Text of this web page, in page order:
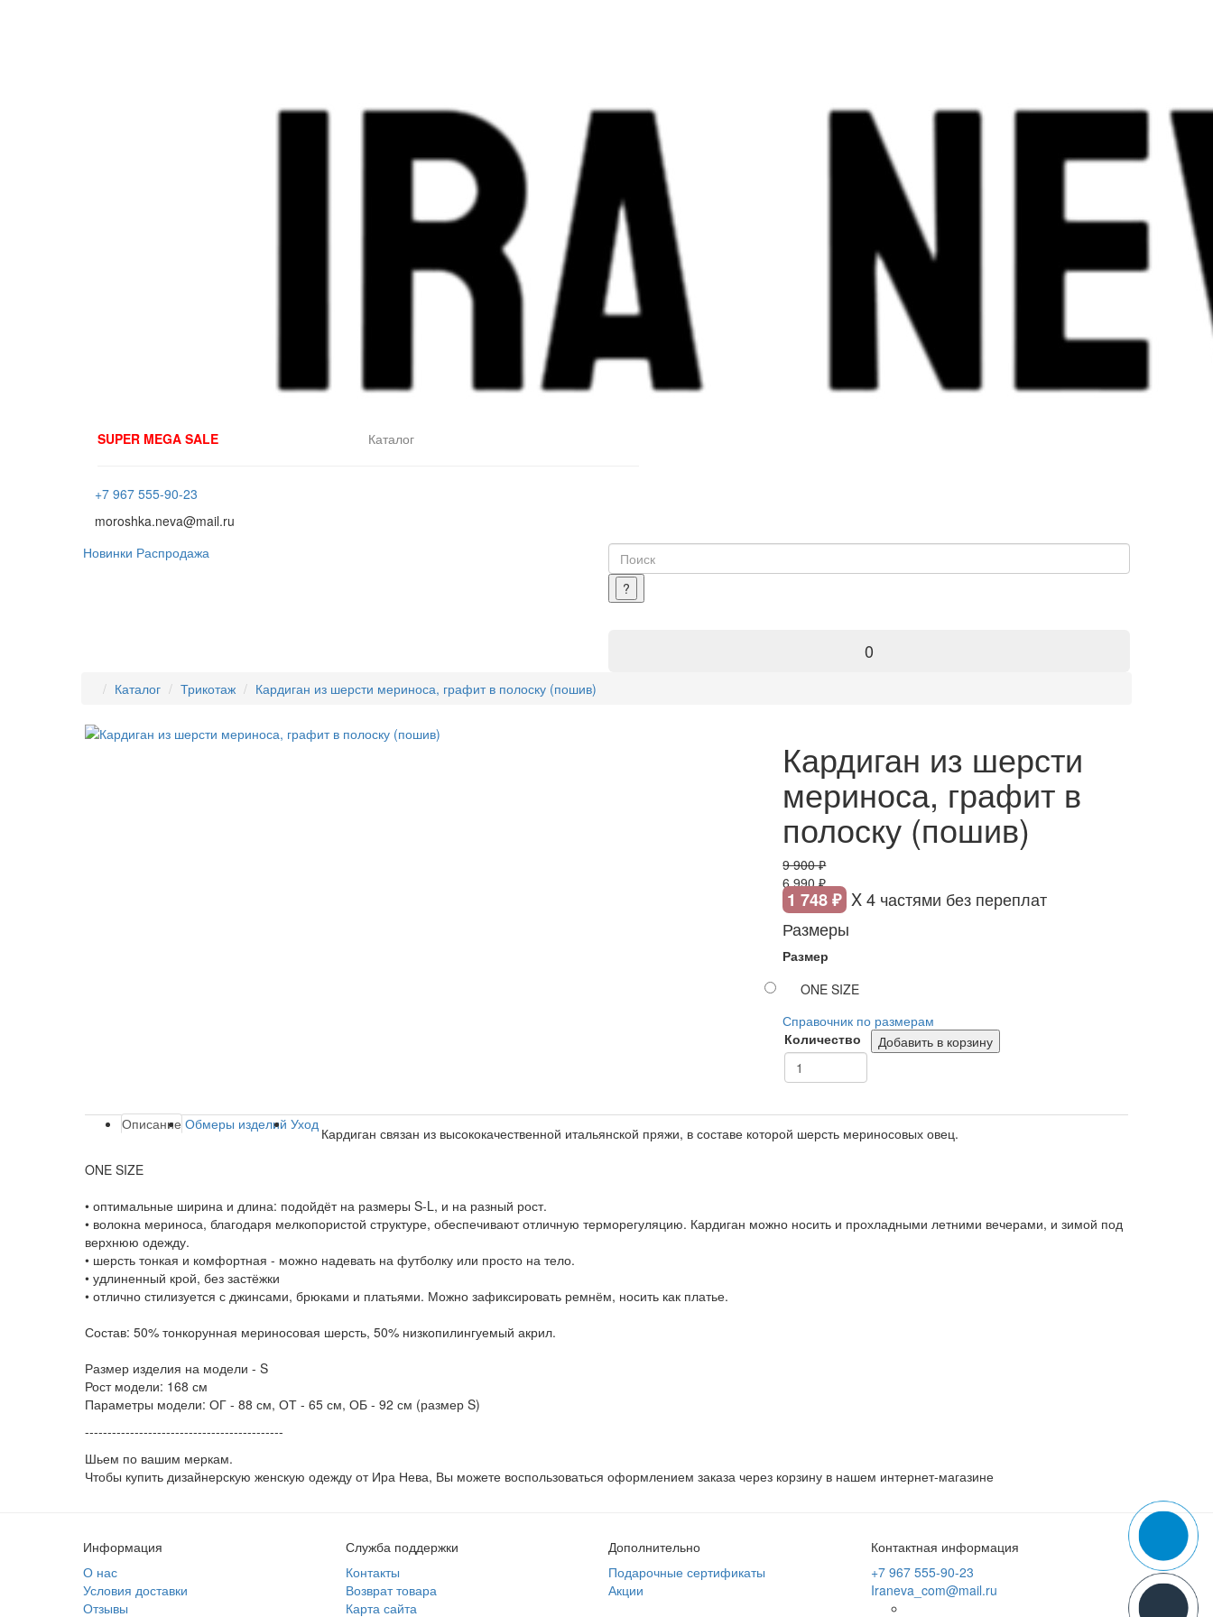
SUPER MEGA SALE Каталог
+7 967 555-90-23
moroshka.neva@mail.ru
Новинки Распродажа
0
Каталог Трикотаж Кардиган из шерсти мериноса, графит в полоску (пошив)
Кардиган из шерсти
мериноса, графит в
полоску (пошив)
9 900 ₽
6 990 ₽
1 748 ₽ X 4 частями без переплат
Размеры
Размер
ONE SIZE
Справочник по размерам
Количество
Добавить в корзину
Описание Обмеры изделий Уход
Кардиган связан из высококачественной итальянской пряжи, в составе которой шерсть мериносовых овец.
ONE SIZE
• оптимальные ширина и длина: подойдёт на размеры S-L, и на разный рост.
• волокна мериноса, благодаря мелкопористой структуре, обеспечивают отличную терморегуляцию. Кардиган можно носить и прохладными летними вечерами, и зимой под
верхнюю одежду.
• шерсть тонкая и комфортная - можно надевать на футболку или просто на тело.
• удлиненный крой, без застёжки
• отлично стилизуется с джинсами, брюками и платьями. Можно зафиксировать ремнём, носить как платье.
Состав: 50% тонкорунная мериносовая шерсть, 50% низкопилингуемый акрил.
Размер изделия на модели - S
Рост модели: 168 см
Параметры модели: ОГ - 88 см, ОТ - 65 см, ОБ - 92 см (размер S)
--------------------------------------------
Шьем по вашим меркам.
Чтобы купить дизайнерскую женскую одежду от Ира Нева, Вы можете воспользоваться оформлением заказа через корзину в нашем интернет-магазине
Информация
О нас
Условия доставки
Отзывы
Служба поддержки
Контакты
Возврат товара
Карта сайта
Дополнительно
Подарочные сертификаты
Акции
Контактная информация
+7 967 555-90-23
Iraneva_com@mail.ru